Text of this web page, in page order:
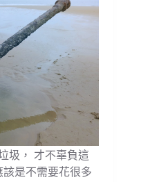
圾， 才不辜負這
是不需要花很多